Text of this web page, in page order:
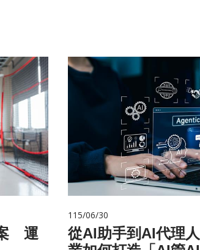
運
115/06/30
從AI助手到AI代理